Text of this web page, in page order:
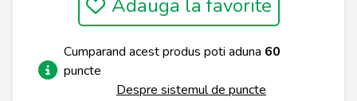
Adauga la favorite
Cumparand acest produs poti aduna 60
puncte
Despre sistemul de puncte